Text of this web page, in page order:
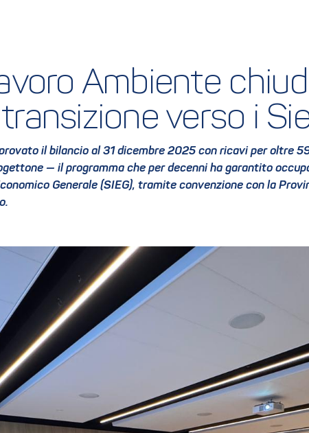
Ambiente
verso i
il bilancio al 31 dicembre 2025 con ricavi per oltre
— il programma che per decenni ha garantito
Generale (SIEG), tramite convenzione con la